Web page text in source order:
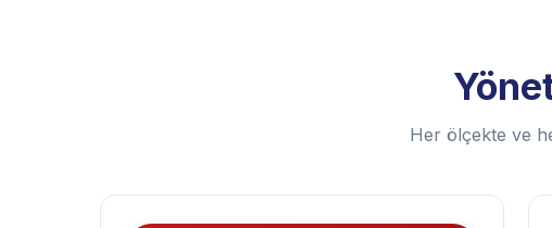
Her ölçekte ve